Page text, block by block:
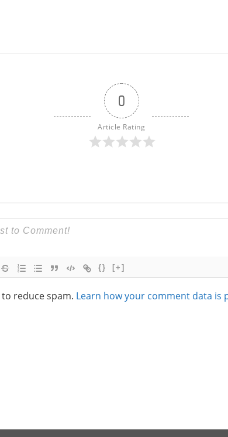
0
Article Rating
{} [+]
reduce spam. Learn how your comment data is